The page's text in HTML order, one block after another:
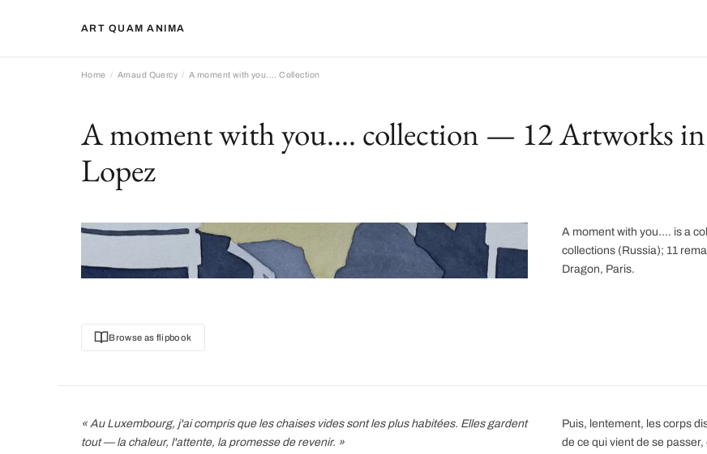
ART QUAM ANIMA
Home Arnaud Quercy A moment with you.... Collection
A moment with you.... collection — 12 Artworks in
Lopez
A moment with you.... is a
collections (Russia); 11
Dragon, Paris.
Browse as flipbook
« Au Luxembourg, j'ai compris que les chaises vides sont les plus habitées. Elles gardent
tout — la chaleur, l'attente, la promesse de revenir. »
Puis, lentement, les corps
de ce qui vient de se